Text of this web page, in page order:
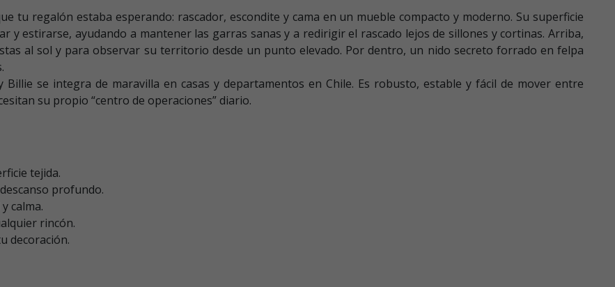
tu regalón estaba esperando: rascador, escondite y cama en un mueble compacto y moderno. Su superficie
y estirarse, ayudando a mantener las garras sanas y a redirigir el rascado lejos de sillones y cortinas. Arriba,
al sol y para observar su territorio desde un punto elevado. Por dentro, un nido secreto forrado en felpa
se integra de maravilla en casas y departamentos en Chile. Es robusto, estable y fácil de mover entre
su propio “centro de operaciones” diario.
tejida.
profundo.
calma.
rincón.
decoración.